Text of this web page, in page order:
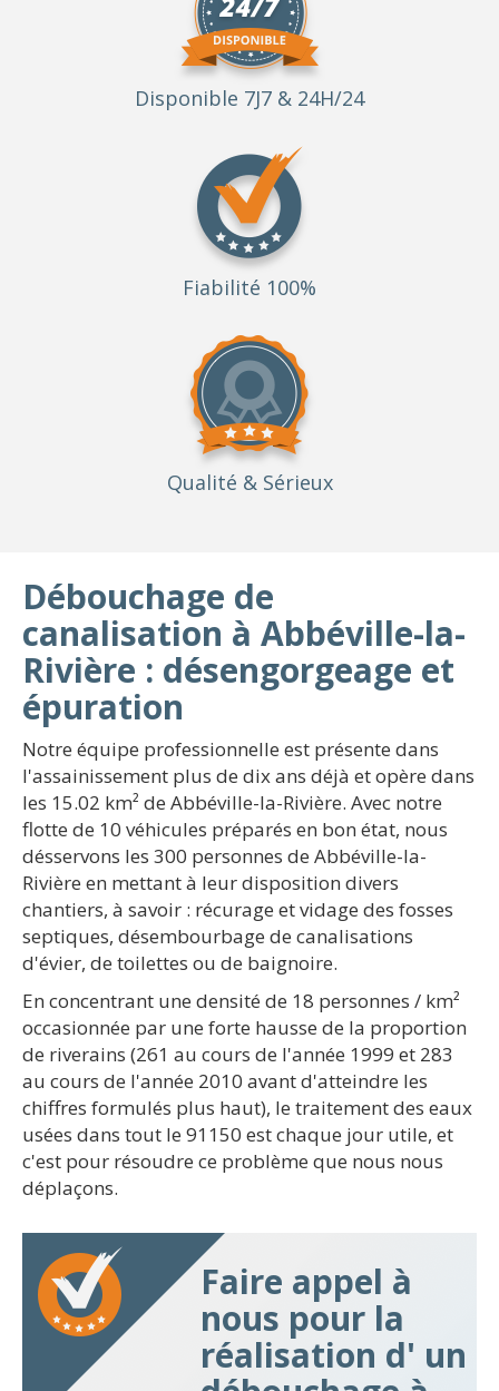
Disponible 7J7 & 24H/24
Fiabilité 100%
Qualité & Sérieux
Débouchage de
canalisation à Abbéville-la-
Rivière : désengorgeage et
épuration
Notre équipe professionnelle est présente dans
l'assainissement plus de dix ans déjà et opère dans
les 15.02 km² de Abbéville-la-Rivière. Avec notre
flotte de 10 véhicules préparés en bon état, nous
désservons les 300 personnes de Abbéville-la-
Rivière en mettant à leur disposition divers
chantiers, à savoir : récurage et vidage des fosses
septiques, désembourbage de canalisations
d'évier, de toilettes ou de baignoire.
En concentrant une densité de 18 personnes / km²
occasionnée par une forte hausse de la proportion
de riverains (261 au cours de l'année 1999 et 283
au cours de l'année 2010 avant d'atteindre les
chiffres formulés plus haut), le traitement des eaux
usées dans tout le 91150 est chaque jour utile, et
c'est pour résoudre ce problème que nous nous
déplaçons.
Faire appel à
nous pour la
réalisation d' un